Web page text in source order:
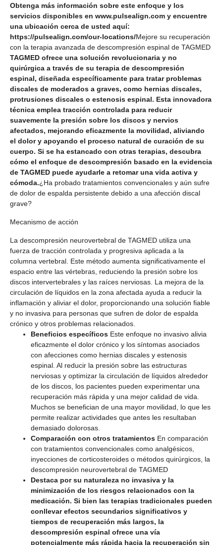
Obtenga más información sobre este enfoque y los
servicios disponibles en www.pulsealign.com y encuentre
una ubicación cerca de usted aquí:
https://pulsealign.com/our-locations/Mejore su recuperación
con la terapia avanzada de descompresión espinal de TAGMED
TAGMED ofrece una solución revolucionaria y no
quirúrgica a través de su terapia de descompresión
espinal, diseñada específicamente para tratar problemas
discales de moderados a graves, como hernias discales,
protrusiones discales o estenosis espinal. Esta innovadora
técnica emplea tracción controlada para reducir
suavemente la presión sobre los discos y nervios
afectados, mejorando eficazmente la movilidad, aliviando
el dolor y apoyando el proceso natural de curación de su
cuerpo. Si se ha estancado con otras terapias, descubra
cómo el enfoque de descompresión basado en la evidencia
de TAGMED puede ayudarle a retomar una vida activa y
cómoda.¿Ha probado tratamientos convencionales y aún sufre
de dolor de espalda persistente debido a una afección discal
grave?
Mecanismo de acción
La descompresión neurovertebral de TAGMED utiliza una
fuerza de tracción controlada y progresiva aplicada a la
columna vertebral. Este método aumenta significativamente el
espacio entre las vértebras, reduciendo la presión sobre los
discos intervertebrales y las raíces nerviosas. La mejora de la
circulación de líquidos en la zona afectada ayuda a reducir la
inflamación y aliviar el dolor, proporcionando una solución fiable
y no invasiva para personas que sufren de dolor de espalda
crónico y otros problemas relacionados.
Beneficios específicos Este enfoque no invasivo alivia
eficazmente el dolor crónico y los síntomas asociados
con afecciones como hernias discales y estenosis
espinal. Al reducir la presión sobre las estructuras
nerviosas y optimizar la circulación de líquidos alrededor
de los discos, los pacientes pueden experimentar una
recuperación más rápida y una mejor calidad de vida.
Muchos se benefician de una mayor movilidad, lo que les
permite realizar actividades que antes les resultaban
demasiado dolorosas.
Comparación con otros tratamientos En comparación
con tratamientos convencionales como analgésicos,
inyecciones de corticosteroides o métodos quirúrgicos, la
descompresión neurovertebral de TAGMED
Destaca por su naturaleza no invasiva y la
minimización de los riesgos relacionados con la
medicación. Si bien las terapias tradicionales pueden
conllevar efectos secundarios significativos y
tiempos de recuperación más largos, la
descompresión espinal ofrece una vía
potencialmente más rápida hacia la recuperación sin